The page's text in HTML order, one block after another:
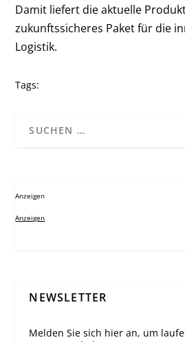
Damit liefert die aktuelle
zukunftssicheres Paket für die
Logistik.
Tags:
Anzeigen
Anzeigen
NEWSLETTER
Melden Sie sich hier an, um